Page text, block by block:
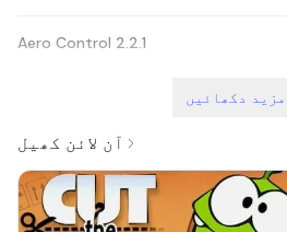
Aero Control 2.2.1
مزید دکھائیں
آن لائن کھیل